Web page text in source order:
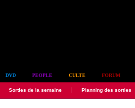
DVD PEOPLE CULTE FORUM
Sorties de la semaine Planning des sorties